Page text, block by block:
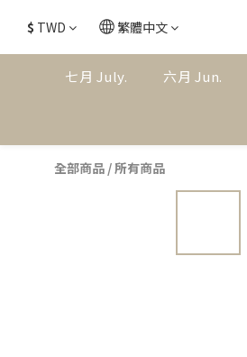
$ TWD 繁體中文
七月 July. 六月 Jun.
全部商品 /所有商品